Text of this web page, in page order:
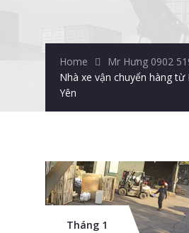
Home
Mr Hưng 0902
Nhà xe vận chuyển hàng từ
Yên
Tháng 1